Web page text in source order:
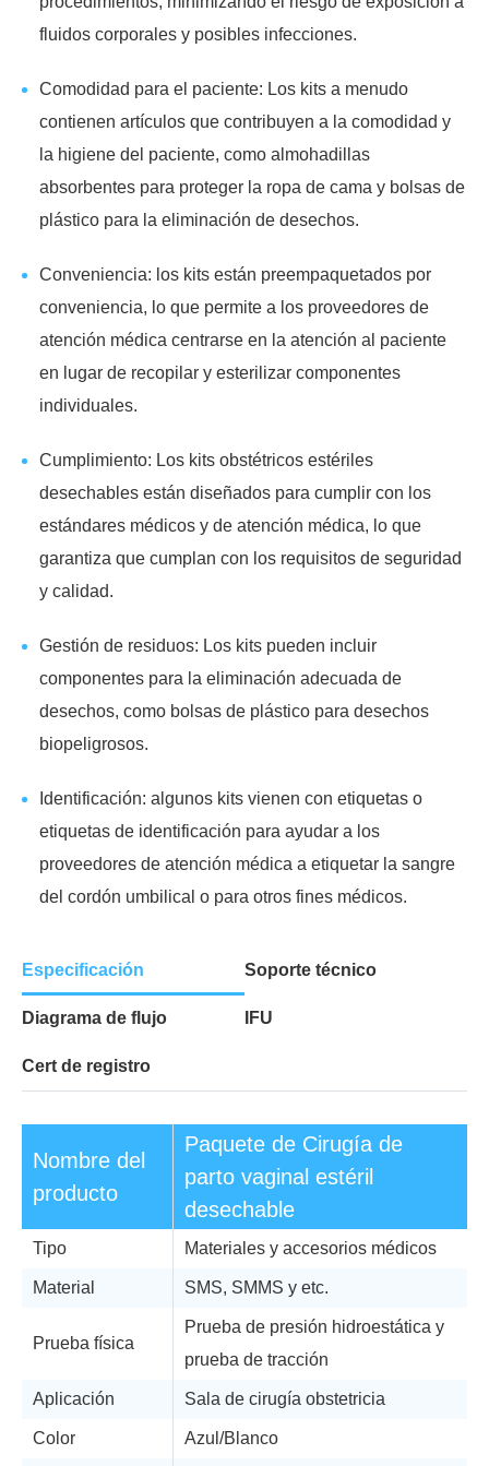
fluidos corporales y posibles infecciones.
Comodidad para el paciente: Los kits a menudo
contienen artículos que contribuyen a la comodidad y
la higiene del paciente, como almohadillas
absorbentes para proteger la ropa de cama y bolsas de
plástico para la eliminación de desechos.
Conveniencia: los kits están preempaquetados por
conveniencia, lo que permite a los proveedores de
atención médica centrarse en la atención al paciente
en lugar de recopilar y esterilizar componentes
individuales.
Cumplimiento: Los kits obstétricos estériles
desechables están diseñados para cumplir con los
estándares médicos y de atención médica, lo que
garantiza que cumplan con los requisitos de seguridad
y calidad.
Gestión de residuos: Los kits pueden incluir
componentes para la eliminación adecuada de
desechos, como bolsas de plástico para desechos
biopeligrosos.
Identificación: algunos kits vienen con etiquetas o
etiquetas de identificación para ayudar a los
proveedores de atención médica a etiquetar la sangre
del cordón umbilical o para otros fines médicos.
Especificación Soporte técnico
Diagrama de flujo IFU
Cert de registro
Nombre del
producto
Paquete de Cirugía de
parto vaginal estéril
desechable
Tipo Materiales y accesorios médicos
Material SMS, SMMS y etc.
Prueba física
Prueba de presión hidroestática y
prueba de tracción
Aplicación Sala de cirugía obstetricia
Color Azul/Blanco